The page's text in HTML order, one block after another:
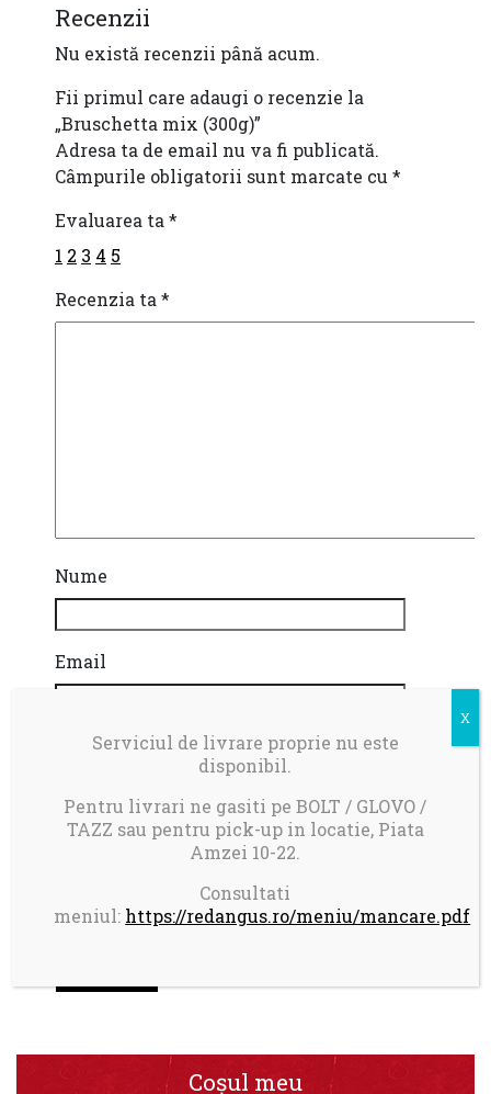
Recenzii
Nu există recenzii până acum.
Fii primul care adaugi o recenzie la
„Bruschetta mix (300g)”
Adresa ta de email nu va fi publicată.
Câmpurile obligatorii sunt marcate cu *
Evaluarea ta *
1 2 3 4 5
Recenzia ta *
Nume
Email
Salvează-mi numele, emailul și site-ul web
în acest navigator pentru data viitoare
când o să comentez.
+40
Coșul meu
Serviciul de livrare proprie nu este
disponibil.
Pentru livrari ne gasiti pe BOLT / GLOVO /
TAZZ sau pentru pick-up in locatie, Piata
Amzei 10-22.
Consultati
meniul: https://redangus.ro/meniu/mancare.pdf